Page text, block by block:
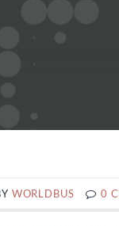
WORLDBUS 0